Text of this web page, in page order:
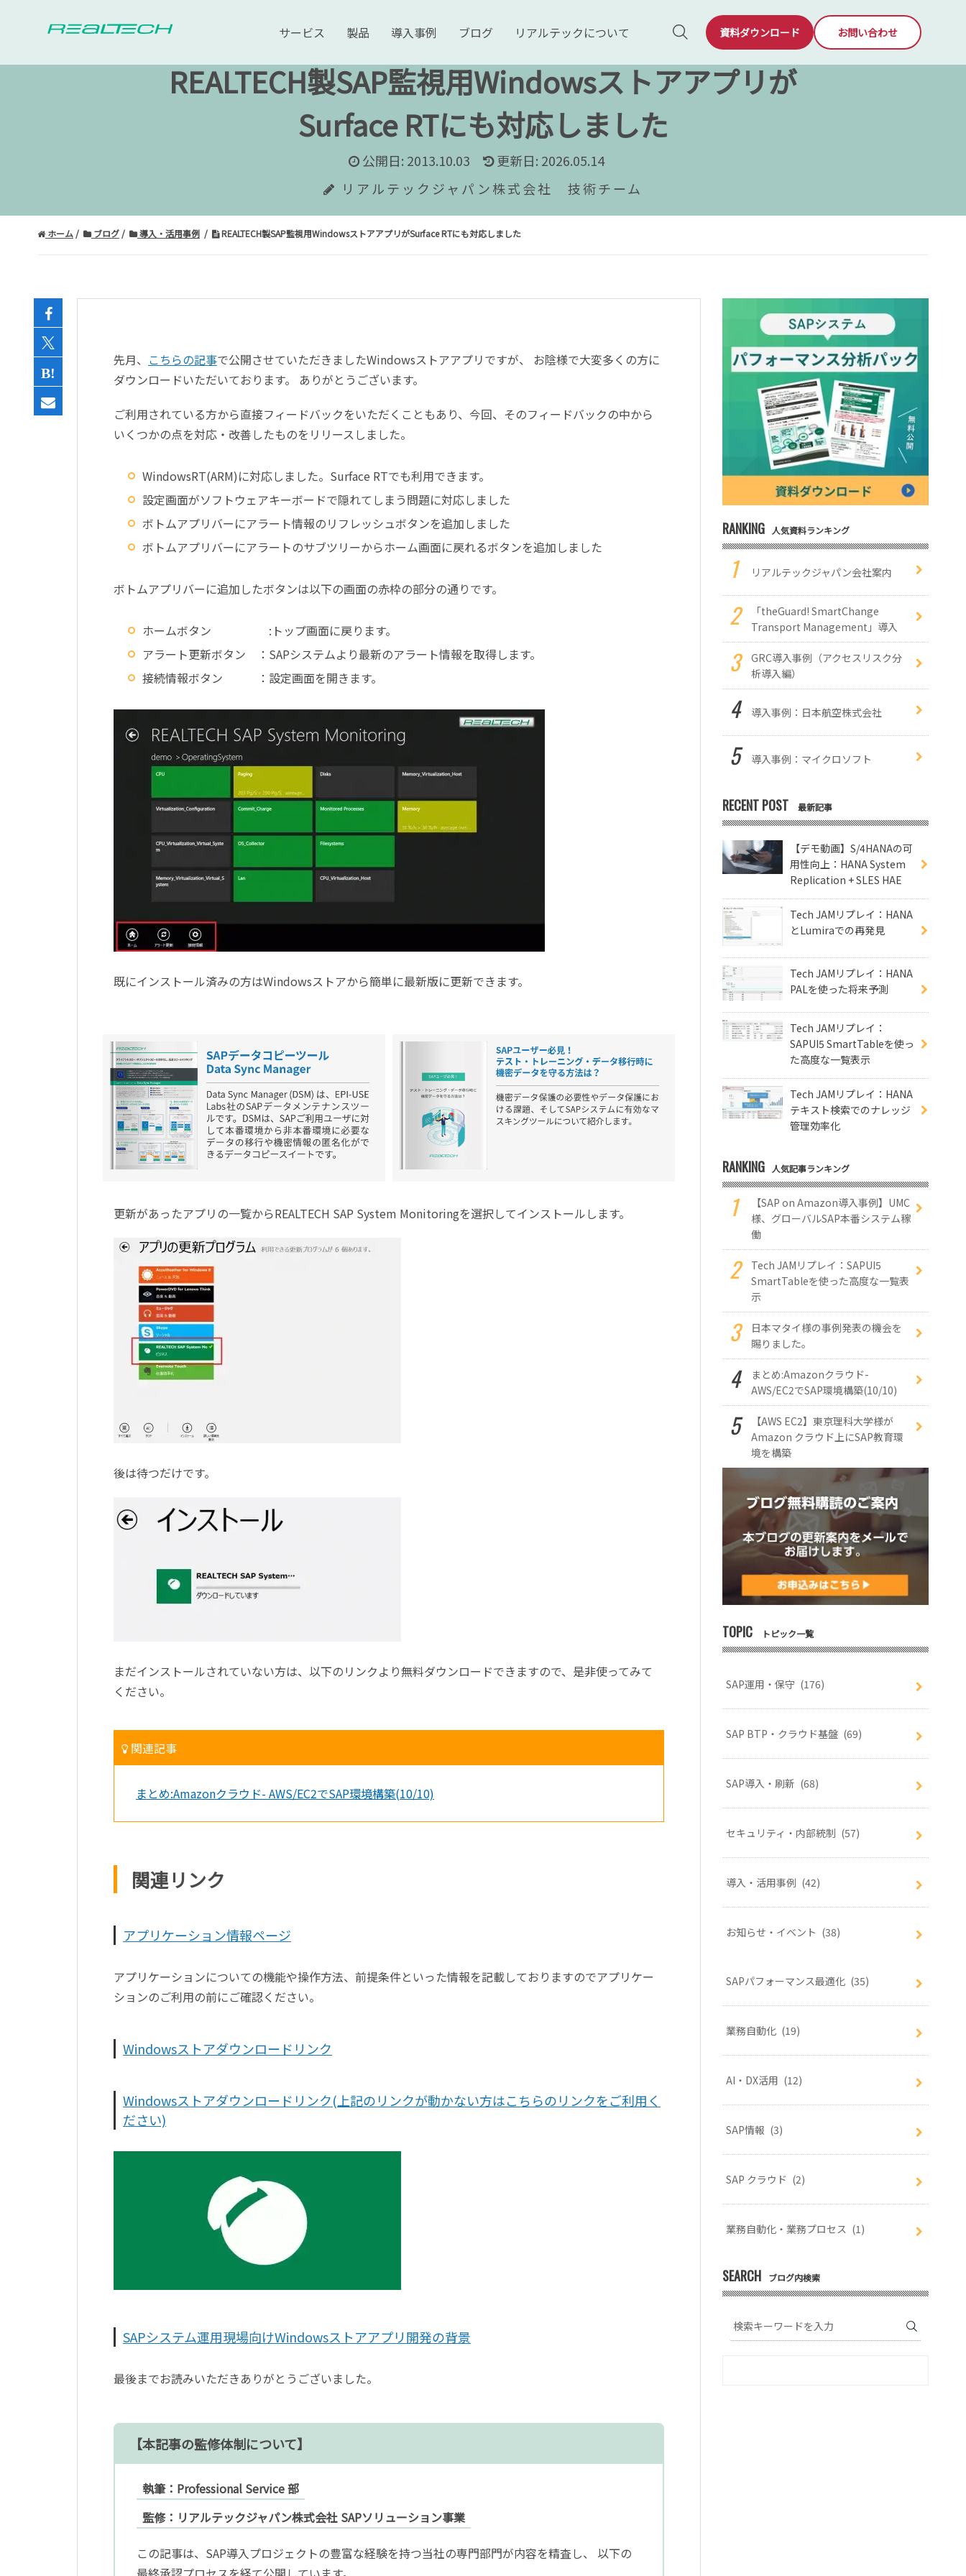
サービス 製品 導入事例 ブログ リアルテックについて 資料ダウンロード お問い合わせ
REALTECH製SAP監視用Windowsストアアプリが
Surface RTにも対応しました
公開日: 2013.10.03
更新日: 2026.05.14
リアルテックジャパン株式会社 技術チーム
ホーム ブログ 導入・活用事例 REALTECH製SAP監視用WindowsストアアプリがSurface RTにも対応しました
先月、 こちらの記事で公開させていただきましたWindowsストアアプリですが、 お陰様で大変多くの方に
ダウンロードいただいております。 ありがとうございます。
ご利用されている方から直接フィードバックをいただくこともあり、 今回、そのフィードバックの中から
いくつかの点を対応・改善したものをリリースしました。
WindowsRT(ARM)に対応しました。Surface RTでも利用できます。
設定画面がソフトウェアキーボードで隠れてしまう問題に対応しました
ボトムアプリバーにアラート情報のリフレッシュボタンを追加しました
ボトムアプリバーにアラートのサブツリーからホーム画面に戻れるボタンを追加しました
ボトムアプリバーに追加したボタンは以下の画面の赤枠の部分の通りです。
ホームボタン :トップ画面に戻ります。
アラート更新ボタン ：SAPシステムより最新のアラート情報を取得します。
接続情報ボタン ：設定画面を開きます。
既にインストール済みの方はWindowsストアから簡単に最新版に更新できます。
更新があったアプリの一覧からREALTECH SAP System Monitoringを選択してインストールします。
後は待つだけです。
まだインストールされていない方は、以下のリンクより無料ダウンロードできますので、是非使ってみて
ください。
関連記事
まとめ:Amazonクラウド- AWS/EC2でSAP環境構築(10/10)
関連リンク
アプリケーション情報ページ
アプリケーションについての機能や操作方法、前提条件といった情報を記載しておりますのでアプリケー
ションのご利用の前にご確認ください。
Windowsストアダウンロードリンク
Windowsストアダウンロードリンク(上記のリンクが動かない方はこちらのリンクをご利用く
ださい)
SAPシステム運用現場向けWindowsストアアプリ開発の背景
最後までお読みいただきありがとうございました。
【本記事の監修体制について】
執筆：Professional Service 部
監修：リアルテックジャパン株式会社 SAPソリューション事業
この記事は、SAP導入プロジェクトの豊富な経験を持つ当社の専門部門が内容を精査し、 以下の
RANKING 人気資料ランキング
リアルテックジャパン会社案内
「theGuard! SmartChange
Transport Management」導入
GRC導入事例（アクセスリスク分
析導入編）
導入事例：日本航空株式会社
導入事例：マイクロソフト
RECENT POST 最新記事
【デモ動画】S/4HANAの可
用性向上：HANA System
Replication + SLES HAE
Tech JAMリプレイ：HANA
とLumiraでの再発見
Tech JAMリプレイ：HANA
PALを使った将来予測
Tech JAMリプレイ：
SAPUI5 SmartTableを使っ
た高度な一覧表示
Tech JAMリプレイ：HANA
テキスト検索でのナレッジ
管理効率化
RANKING 人気記事ランキング
【SAP on Amazon導入事例】UMC
様、グローバルSAP本番システム稼
働
Tech JAMリプレイ：SAPUI5
SmartTableを使った高度な一覧表
示
日本マタイ様の事例発表の機会を
賜りました。
まとめ:Amazonクラウド-
AWS/EC2でSAP環境構築(10/10)
【AWS EC2】東京理科大学様が
Amazon クラウド上にSAP教育環
境を構築
TOPIC トピック一覧
SAP運用・保守 (176)
SAP BTP・クラウド基盤 (69)
SAP導入・刷新 (68)
セキュリティ・内部統制 (57)
導入・活用事例 (42)
お知らせ・イベント (38)
SAPパフォーマンス最適化 (35)
業務自動化 (19)
AI・DX活用 (12)
SAP情報 (3)
SAP クラウド (2)
業務自動化・業務プロセス (1)
SEARCH ブログ内検索